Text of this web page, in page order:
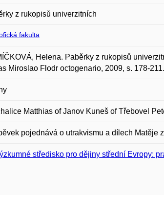
z rukopisů univerzitních
fakulta
Helena. Paběrky z rukopisů
Miroslao Flodr octogenario, 2009, s. 178-
Matthias of Janov Kuneš of Třebovel
pojednává o utrakvismu a dílech Matěje
středisko pro dějiny střední Evropy: